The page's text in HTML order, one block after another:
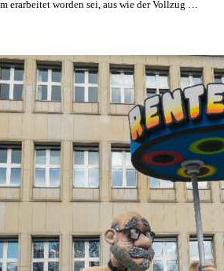
erarbeitet worden sei, aus wie der Vollzug …